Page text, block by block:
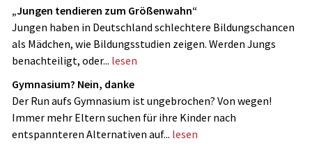
„Jungen tendieren zum Größenwahn“
Jungen haben in Deutschland schlechtere Bildungschancen
als Mädchen, wie Bildungsstudien zeigen. Werden Jungs
benachteiligt, oder... lesen
Gymnasium? Nein, danke
Der Run aufs Gymnasium ist ungebrochen? Von wegen!
Immer mehr Eltern suchen für ihre Kinder nach
entspannteren Alternativen auf... lesen